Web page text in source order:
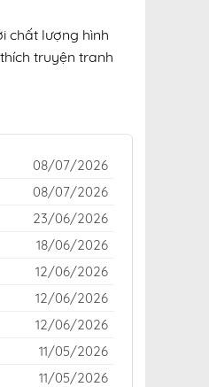
chất lượng hình
truyện tranh
08/07/2026
08/07/2026
23/06/2026
18/06/2026
12/06/2026
12/06/2026
12/06/2026
11/05/2026
11/05/2026